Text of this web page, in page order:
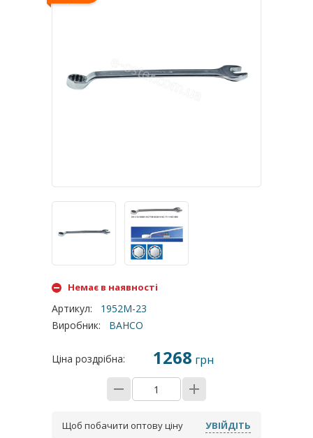
Немає в наявності
Артикул:
1952M-23
Виробник: BAHCO
Ціна роздрібна: 1268 грн
Щоб побачити оптову ціну УВІЙДІТЬ